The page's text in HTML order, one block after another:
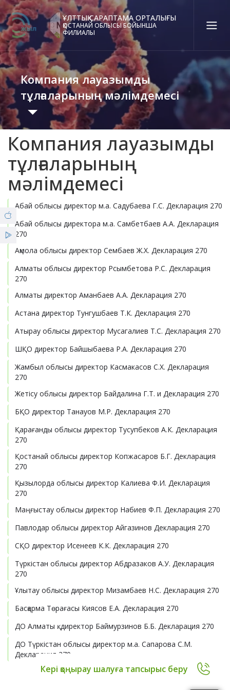
Кері қоңырау шалуға тапсырыс беру
ҰЛТТЫҚ САРАПТАМА ОРТАЛЫҒЫ
ҚОСТАНАЙ ОБЛЫСЫ БОЙЫНША
ФИЛИАЛЫ
Қаз Рус
Eng
Байланыс орталығы:
58-85-55, 258-85-55 (Алматы)
+7 (7277) 27-70-67 (Қонаев
Сенім тел.:
+7 (7172) 55-49-21
8 (7142) 54-55-66 (Covid19)
ФИЛИАЛ ТУРАЛЫ
Бөлім
Қызметтер
Жеңілдіктер
Жаңалықтар
Компания лауазымды
тұлғаларының мәлімдемесі
Нормативтік құқықтық актілер
Іс-шаралар жоспары
Ақпаратттар мен құжатттар
Мемлекеттік сатып алу
Компания лауазымды
тұлғаларының
мәлімдемесі
Абай облысы директор м.а. Садубаева Г.С. Декларация 270
Абай облысы директора м.а. Самбетбаев А.А. Декларация
270
Ақмола облысы директор Сембаев Ж.Х. Декларация 270
Алматы облысы директор Рсымбетова Р.С. Декларация
270
Алматы директор Аманбаев А.А. Декларация 270
Астана директор Тунгушбаев Т.К. Декларация 270
Атырау облысы директор Мусагалиев Т.С. Декларация 270
ШҚО директор Байшыбаева Р.А. Декларация 270
Жамбыл облысы директор Касмакасов С.Х. Декларация
270
Жетісу облысы директор Байдалина Г.Т. и Декларация 270
БҚО директор Танауов М.Р. Декларация 270
Қарағанды облысы директор Тусупбеков А.К. Декларация
270
Қостанай облысы директор Копжасаров Б.Г. Декларация
270
Қызылорда облысы директор Калиева Ф.И. Декларация
270
Маңғыстау облысы директор Набиев Ф.П. Декларация 270
Павлодар облысы директор Айгазинов Декларация 270
СҚО директор Исенеев К.К. Декларация 270
Түркістан облысы директор Абдразаков А.У. Декларация
270
Ұлытау облысы директор Мизамбаев Н.С. Декларация 270
Басқарма Төрағасы Киясов Е.А. Декларация 270
ДО Алматы қ. директор Баймурзинов Б.Б. Декларация 270
ДО Түркістан облысы директор м.а. Сапарова С.М.
Декларация 270